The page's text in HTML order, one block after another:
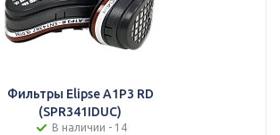
Фильтры Elipse A1P3 RD
(SPR341IDUC)
В наличии - 14